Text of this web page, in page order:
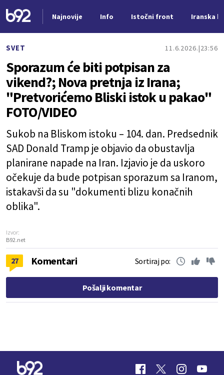
Najnovije Info Istočni front Iranska
SVET 11.6.2026. 23:56
Sporazum će biti potpisan za
vikend?; Nova pretnja iz Irana;
"Pretvorićemo Bliski istok u pakao"
FOTO/VIDEO
Sukob na Bliskom istoku – 104. dan. Predsednik
SAD Donald Tramp je objavio da obustavlja
planirane napade na Iran. Izjavio je da uskoro
očekuje da bude potpisan sporazum sa Iranom,
istakavši da su "dokumenti blizu konačnih
oblika".
Izvor:
B92.net
27 Komentari Sortiraj po:
Pošalji komentar